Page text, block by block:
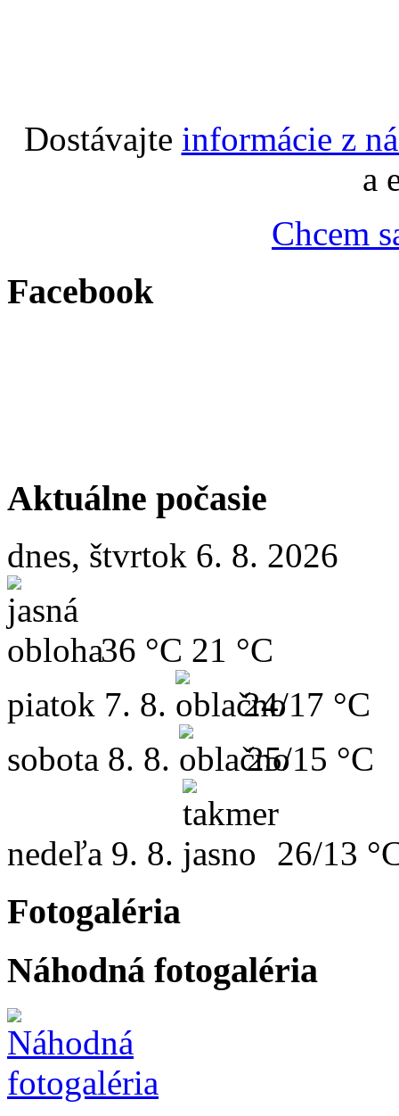
Dostávajte informácie z
a
Chcem
Facebook
Aktuálne počasie
dnes, štvrtok 6. 8. 2026
36 °C 21 °C
piatok 7. 8.
24/17 °C
sobota 8. 8. 25/15 °C
nedeľa 9. 8. 26/13
Fotogaléria
Náhodná fotogaléria